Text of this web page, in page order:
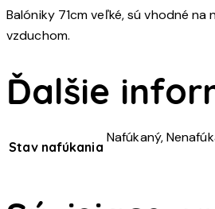
Balóniky 71cm veľké, sú vhodné na
vzduchom.
Ďalšie
Stav nafúkania
Nafúkaný,